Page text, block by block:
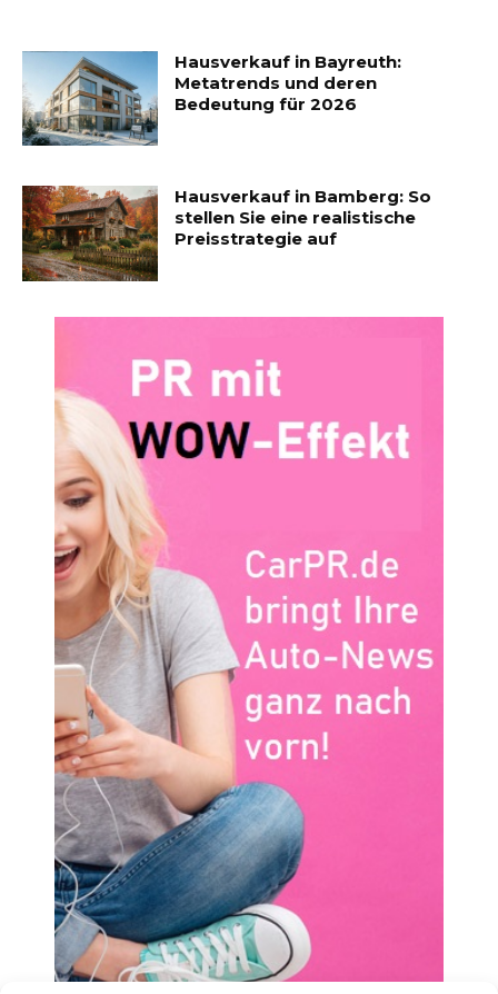
Hausverkauf in Bayreuth:
Metatrends und deren
Bedeutung für 2026
Hausverkauf in Bamberg: So
stellen Sie eine realistische
Preisstrategie auf